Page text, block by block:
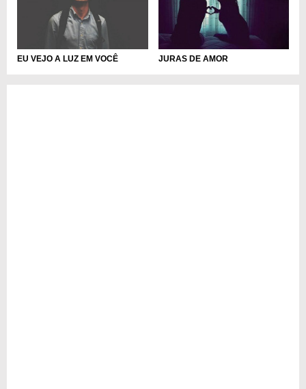
EU VEJO A LUZ EM VOCÊ JURAS DE AMOR